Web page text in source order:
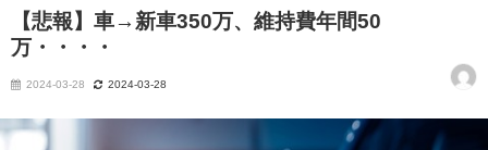
【悲報】車→新車350万、維持費年間50
万・・・・
2024-03-28 2024-03-28